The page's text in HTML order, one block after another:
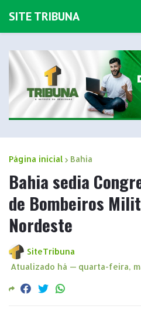
SITE TRIBUNA
Página inicial Bahia
Bahia sedia
de Bombeiros
Nordeste
SiteTribuna
Atualizado há — quarta-feira,